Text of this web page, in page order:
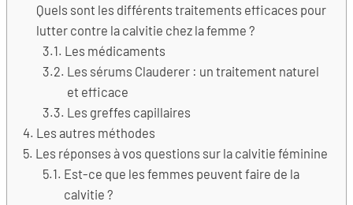
Quels sont les différents traitements efficaces pour
lutter contre la calvitie chez la femme ?
Les médicaments
Les sérums Clauderer : un traitement naturel
et efficace
Les greffes capillaires
Les autres méthodes
Les réponses à vos questions sur la calvitie féminine
Est-ce que les femmes peuvent faire de la
calvitie ?